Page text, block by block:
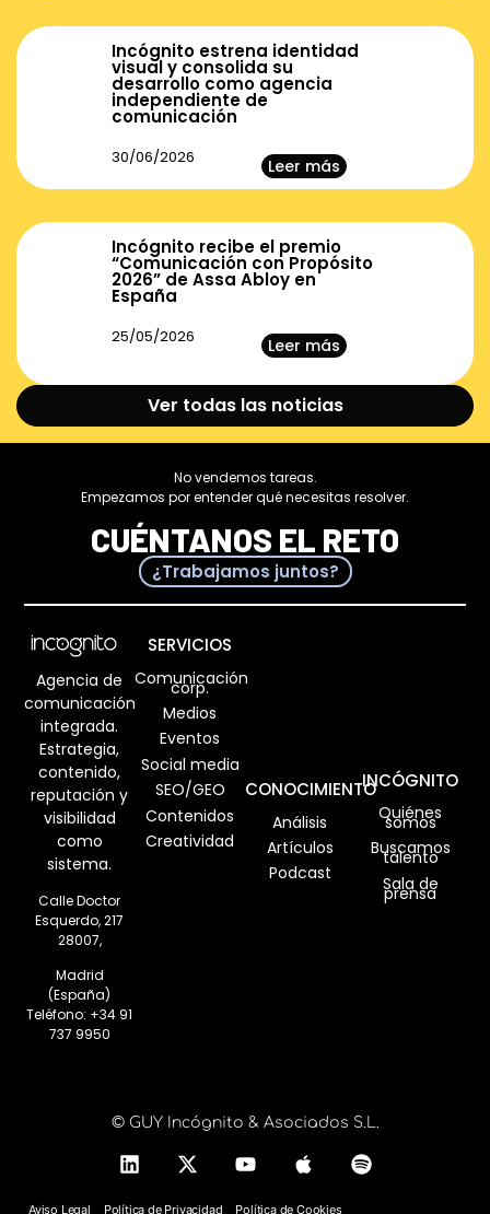
Incógnito estrena identidad
visual y consolida su
desarrollo como agencia
independiente de
comunicación
30/06/2026 Leer más
Incógnito recibe el premio
“Comunicación con Propósito
2026” de Assa Abloy en
España
25/05/2026 Leer más
Ver todas las noticias
No vendemos tareas.
Empezamos por entender qué necesitas resolver.
CUÉNTANOS EL RETO
¿Trabajamos juntos?
Agencia de
comunicación
integrada.
Estrategia,
contenido,
reputación y
visibilidad
como
sistema.
Calle Doctor
Esquerdo, 217
28007,
Madrid
(España)
Teléfono: +34 91
737 9950
SERVICIOS
Comunicación
corp.
Medios
Eventos
Social media
SEO/GEO
Contenidos
Creatividad
CONOCIMIENTO
Análisis
Artículos
Podcast
INCÓGNITO
Quiénes
somos
Buscamos
talento
Sala de
prensa
© GUY Incógnito & Asociados S.L.
Aviso Legal Política de Privacidad Política de Cookies